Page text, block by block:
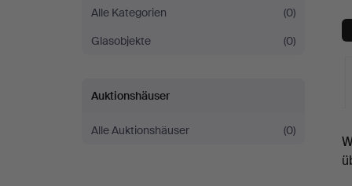
bei
Connoisseur
Bokauktioner
Alle Kategorien
(0)
Glasobjekte
(0)
Auktionshäuser
Alle Auktionshäuser (0)